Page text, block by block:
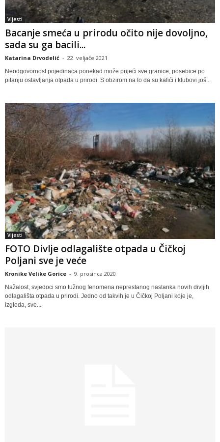
Vijesti
Bacanje smeća u prirodu očito nije dovoljno,
sada su ga bacili...
Katarina Drvodelić - 22. veljače 2021
Neodgovornost pojedinaca ponekad može prijeći sve granice, posebice po
pitanju ostavljanja otpada u prirodi. S obzirom na to da su kafići i klubovi još...
Vijesti
FOTO Divlje odlagalište otpada u Čičkoj
Poljani sve je veće
Kronike Velike Gorice - 9. prosinca 2020
Nažalost, svjedoci smo tužnog fenomena neprestanog nastanka novih divljih
odlagališta otpada u prirodi. Jedno od takvih je u Čičkoj Poljani koje je,
izgleda, sve...